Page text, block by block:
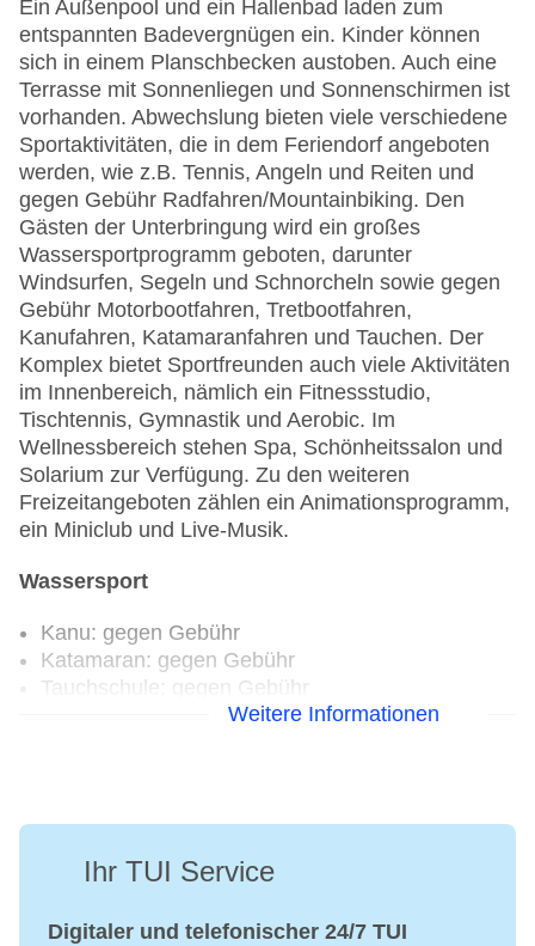
Ein Außenpool und ein Hallenbad laden zum
entspannten Badevergnügen ein. Kinder können
sich in einem Planschbecken austoben. Auch eine
Terrasse mit Sonnenliegen und Sonnenschirmen ist
vorhanden. Abwechslung bieten viele verschiedene
Sportaktivitäten, die in dem Feriendorf angeboten
werden, wie z.B. Tennis, Angeln und Reiten und
gegen Gebühr Radfahren/Mountainbiking. Den
Gästen der Unterbringung wird ein großes
Wassersportprogramm geboten, darunter
Windsurfen, Segeln und Schnorcheln sowie gegen
Gebühr Motorbootfahren, Tretbootfahren,
Kanufahren, Katamaranfahren und Tauchen. Der
Komplex bietet Sportfreunden auch viele Aktivitäten
im Innenbereich, nämlich ein Fitnessstudio,
Tischtennis, Gymnastik und Aerobic. Im
Wellnessbereich stehen Spa, Schönheitssalon und
Solarium zur Verfügung. Zu den weiteren
Freizeitangeboten zählen ein Animationsprogramm,
ein Miniclub und Live-Musik.
Wassersport
Kanu: gegen Gebühr
Katamaran: gegen Gebühr
Tauchschule: gegen Gebühr
Fahrradverleih: gegen Gebühr
Tretboot: gegen Gebühr
Weitere Informationen
Ihr TUI Service
Digitaler und telefonischer 24/7 TUI